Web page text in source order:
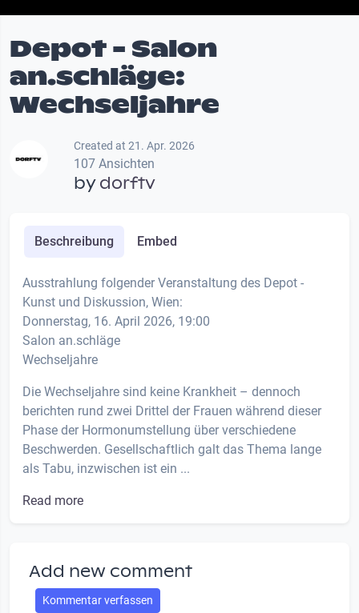
Depot - Salon
an.schläge:
Wechseljahre
Created at 21. Apr. 2026
107 Ansichten
bydorftv
Beschreibung Embed
Ausstrahlung folgender Veranstaltung des Depot -
Kunst und Diskussion, Wien:
Donnerstag, 16. April 2026, 19:00
Salon an.schläge
Wechseljahre
Die Wechseljahre sind keine Krankheit – dennoch
berichten rund zwei Drittel der Frauen während dieser
Phase der Hormonumstellung über verschiedene
Beschwerden. Gesellschaftlich galt das Thema lange
als Tabu, inzwischen ist ein ...
Read more
Add new comment
Kommentar verfassen